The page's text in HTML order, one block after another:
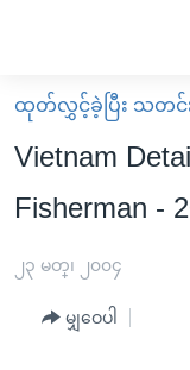
လွယ်ကူ
စေ
သည့်
များ
မူလစာမျက်နှာ
မြန်မာ
ကမ္ဘာ့သတင်းများ
ရပ်ဝန်းတခု လမ်းတ
ထုတ်လွှင့်ခဲ့ပြီး သတင်း
Vietnam
Fisherman -
၂၃ မတ္၊ ၂၀၀၄
မျှဝေပါ